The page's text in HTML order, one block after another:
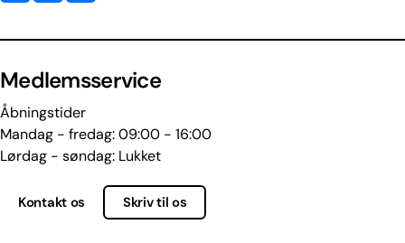
Medlemsservice
Åbningstider
Mandag - fredag: 09:00 - 16:00
Lørdag - søndag: Lukket
Kontakt os Skriv til os